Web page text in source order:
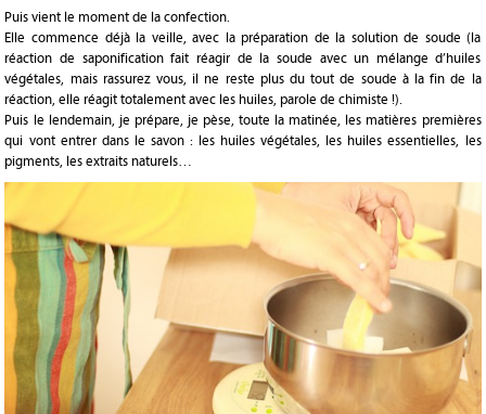
Puis vient le moment de la confection.
Elle commence déjà la veille, avec la préparation de la solution de soude (la
réaction de saponification fait réagir de la soude avec un mélange d’huiles
végétales, mais rassurez vous, il ne reste plus du tout de soude à la fin de la
réaction, elle réagit totalement avec les huiles, parole de chimiste !).
Puis le lendemain, je prépare, je pèse, toute la matinée, les matières premières
qui vont entrer dans le savon : les huiles végétales, les huiles essentielles, les
pigments, les extraits naturels…